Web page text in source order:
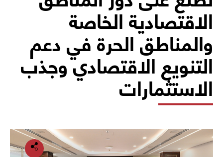
الاقتصادية الخاصة
والمناطق الحرة في دعم
التنويع الاقتصادي وجذب
الاستثمارات